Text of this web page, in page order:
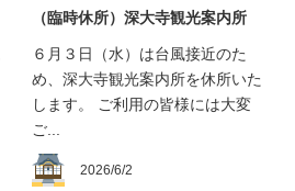
（臨時休所）深大寺観光案内所
６月３日（水）は台風接近のた
め、深大寺観光案内所を休所いた
します。 ご利用の皆様には大変
ご...
2026/6/2